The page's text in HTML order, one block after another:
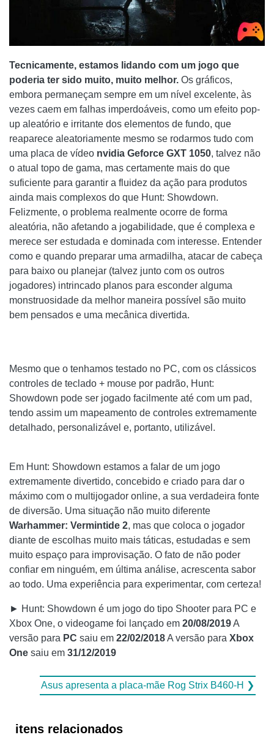
Tecnicamente, estamos lidando com um jogo que
poderia ter sido muito, muito melhor. Os gráficos,
embora permaneçam sempre em um nível excelente, às
vezes caem em falhas imperdoáveis, como um efeito pop-
up aleatório e irritante dos elementos de fundo, que
reaparece aleatoriamente mesmo se rodarmos tudo com
uma placa de vídeo nvidia Geforce GXT 1050, talvez não
o atual topo de gama, mas certamente mais do que
suficiente para garantir a fluidez da ação para produtos
ainda mais complexos do que Hunt: Showdown.
Felizmente, o problema realmente ocorre de forma
aleatória, não afetando a jogabilidade, que é complexa e
merece ser estudada e dominada com interesse. Entender
como e quando preparar uma armadilha, atacar de cabeça
para baixo ou planejar (talvez junto com os outros
jogadores) intrincado planos para esconder alguma
monstruosidade da melhor maneira possível são muito
bem pensados ​​e uma mecânica divertida.
Mesmo que o tenhamos testado no PC, com os clássicos
controles de teclado + mouse por padrão, Hunt:
Showdown pode ser jogado facilmente até com um pad,
tendo assim um mapeamento de controles extremamente
detalhado, personalizável e, portanto, utilizável.
Em Hunt: Showdown estamos a falar de um jogo
extremamente divertido, concebido e criado para dar o
máximo com o multijogador online, a sua verdadeira fonte
de diversão. Uma situação não muito diferente
Warhammer: Vermintide 2, mas que coloca o jogador
diante de escolhas muito mais táticas, estudadas e sem
muito espaço para improvisação. O fato de não poder
confiar em ninguém, em última análise, acrescenta sabor
ao todo. Uma experiência para experimentar, com certeza!
► Hunt: Showdown é um jogo do tipo Shooter para PC e
Xbox One, o videogame foi lançado em 20/08/2019A
versão para PC saiu em 22/02/2018A versão para Xbox
One saiu em 31/12/2019
Asus apresenta a placa-mãe Rog Strix B460-H ❯
itens relacionados